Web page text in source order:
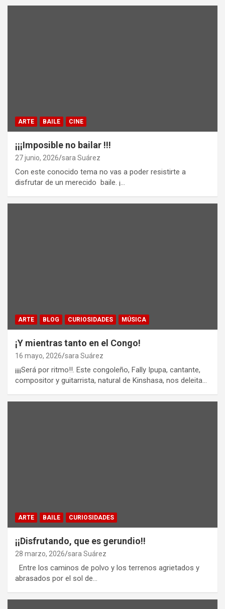
ARTE BAILE CINE
¡¡¡Imposible no bailar !!!
27 junio, 2026 sara Suárez
Con este conocido tema no vas a poder resistirte a
disfrutar de un merecido baile. ¡…
ARTE BLOG CURIOSIDADES MÚSICA
¡Y mientras tanto en el Congo!
16 mayo, 2026 sara Suárez
¡¡¡¡Será por ritmo!!. Este congoleño, Fally Ipupa, cantante,
compositor y guitarrista, natural de Kinshasa, nos deleita…
ARTE BAILE CURIOSIDADES
¡¡Disfrutando, que es gerundio!!
28 marzo, 2026 sara Suárez
Entre los caminos de polvo y los terrenos agrietados y
abrasados por el sol de…